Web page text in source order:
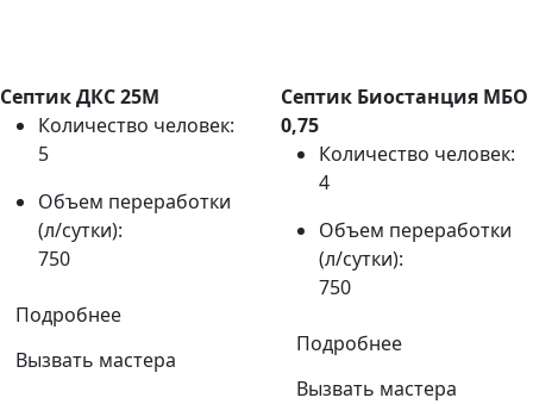
Септик ДКС 25М
Количество человек:
5
Объем переработки
(л/сутки):
750
Подробнее
Вызвать мастера
Септик Биостанция МБО
0,75
Количество человек:
4
Объем переработки
(л/сутки):
750
Подробнее
Вызвать мастера